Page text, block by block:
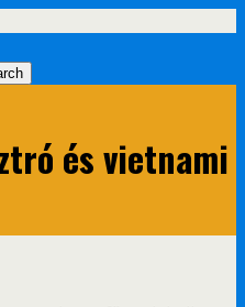
és vietnami